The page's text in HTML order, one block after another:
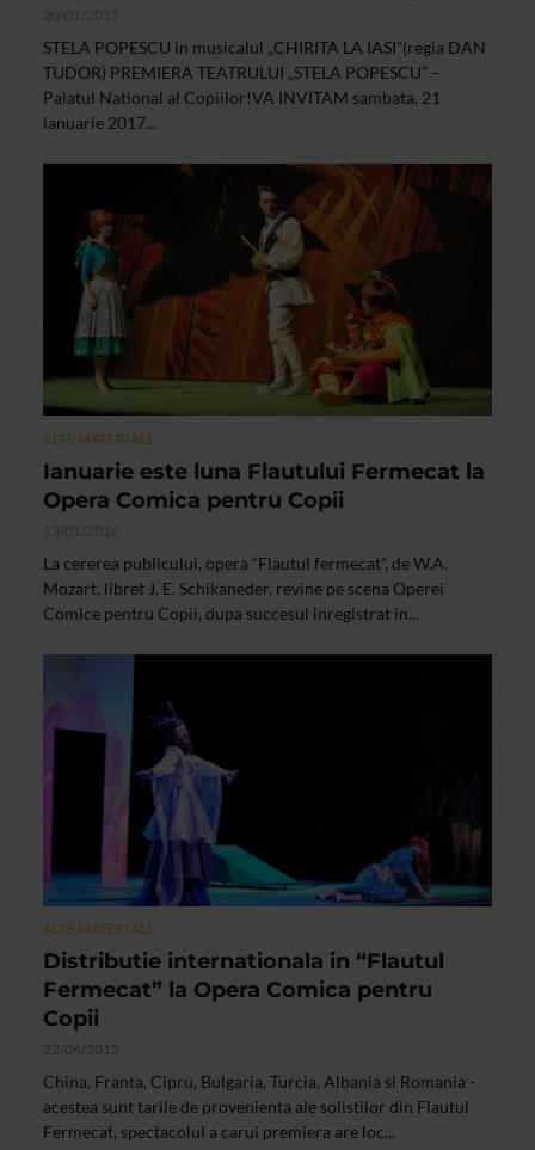
20/01/2017
STELA POPESCU in musicalul „CHIRITA LA IASI”(regia DAN
TUDOR) PREMIERA TEATRULUI „STELA POPESCU” –
Palatul National al Copiilor!VA INVITAM sambata, 21
ianuarie 2017...
ALTE MATERIALE
Ianuarie este luna Flautului Fermecat la
Opera Comica pentru Copii
13/01/2016
La cererea publicului, opera “Flautul fermecat”, de W.A.
Mozart, libret J. E. Schikaneder, revine pe scena Operei
Comice pentru Copii, dupa succesul inregistrat in...
ALTE MATERIALE
Distributie internationala in “Flautul
Fermecat” la Opera Comica pentru
Copii
22/04/2015
China, Franta, Cipru, Bulgaria, Turcia, Albania si Romania -
acestea sunt tarile de provenienta ale solistilor din Flautul
Fermecat, spectacolul a carui premiera are loc...